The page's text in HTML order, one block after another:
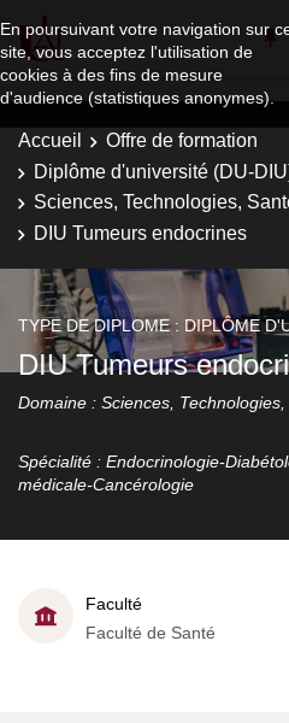
En poursuivant votre navigation sur
site, vous acceptez l'utilisation de
cookies à des fins de mesure
d'audience (statistiques anonymes).
Accueil
Offre de formation
Diplôme d'université (DU-
Sciences, Technologies,
DIU Tumeurs endocrines
TYPE DE DIPLOME : DIPLÔME
DIU Tumeurs
Domaine : Sciences,
Spécialité : Endocrinologie-
médicale-Cancérologie
Faculté
Faculté de Santé